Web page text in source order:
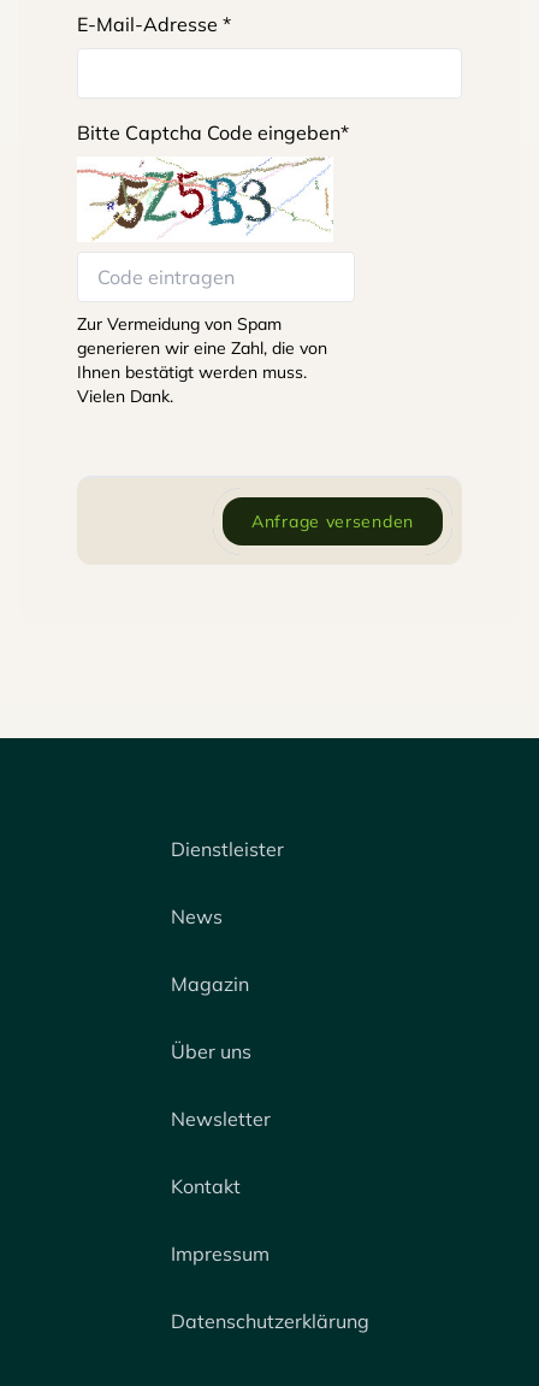
E-Mail-Adresse *
Bitte Captcha Code eingeben*
Zur Vermeidung von Spam
generieren wir eine Zahl, die von
Ihnen bestätigt werden muss.
Vielen Dank.
Anfrage versenden
Dienstleister
News
Magazin
Über uns
Newsletter
Kontakt
Impressum
Datenschutzerklärung